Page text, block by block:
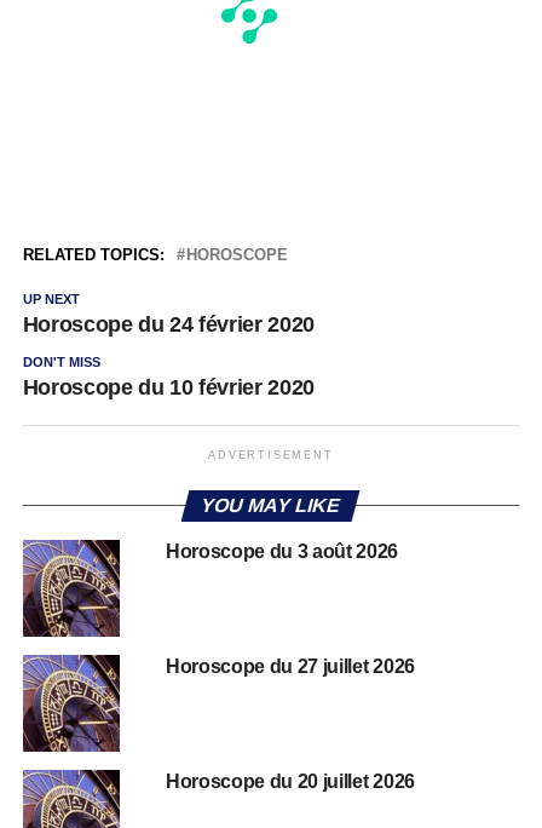
RELATED TOPICS: HOROSCOPE
UP NEXT
Horoscope du 24 février 2020
DON'T MISS
Horoscope du 10 février 2020
ADVERTISEMENT
YOU MAY LIKE
Horoscope du 3 août 2026
Horoscope du 27 juillet 2026
Horoscope du 20 juillet 2026